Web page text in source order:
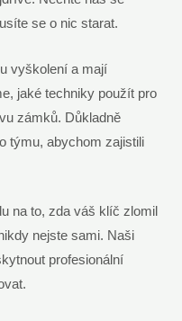
se o nic starat.
vyškolení ‍a ⁣mají
jaké techniky‍ použít pro
zámků. Důkladně‌
týmu, ​abychom zajistili⁣
⁢na to, zda váš klíč zlomil
nejste sami. Naši
profesionální